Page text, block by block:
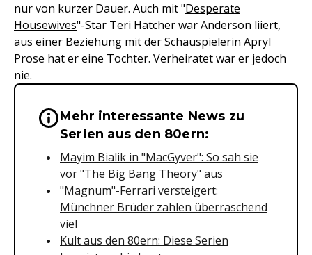
nur von kurzer Dauer. Auch mit "Desperate
Housewives"-Star Teri Hatcher war Anderson liiert,
aus einer Beziehung mit der Schauspielerin Apryl
Prose hat er eine Tochter. Verheiratet war er jedoch
nie.
Wichtige Hinweise &
Mehr interessante News zu
Serien aus den 80ern:
Mayim Bialik in "MacGyver": So sah sie
vor "The Big Bang Theory" aus
"Magnum"-Ferrari versteigert:
Münchner Brüder zahlen überraschend
viel
Kult aus den 80ern: Diese Serien